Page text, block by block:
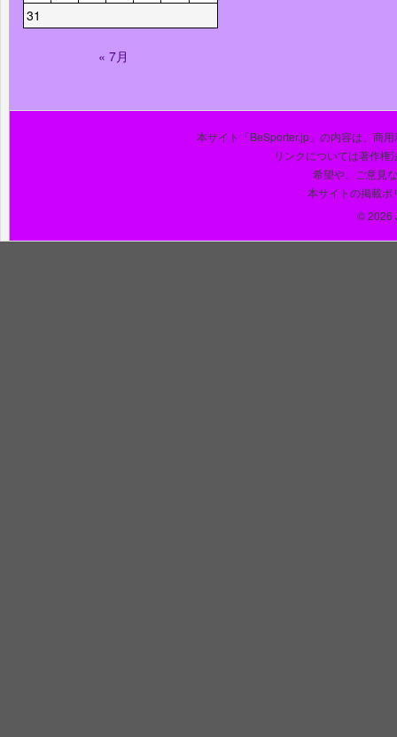
31
« 7月
本サイト「BeSporter.jp」の内容は、商
リンクについては著作権
希望や、ご意見
本サイトの掲載ポ
© 2026